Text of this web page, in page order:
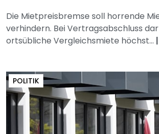
Die Mietpreisbremse soll horrende
verhindern. Bei Vertragsabschluss
ortsübliche Vergleichsmiete höchst... |
POLITIK